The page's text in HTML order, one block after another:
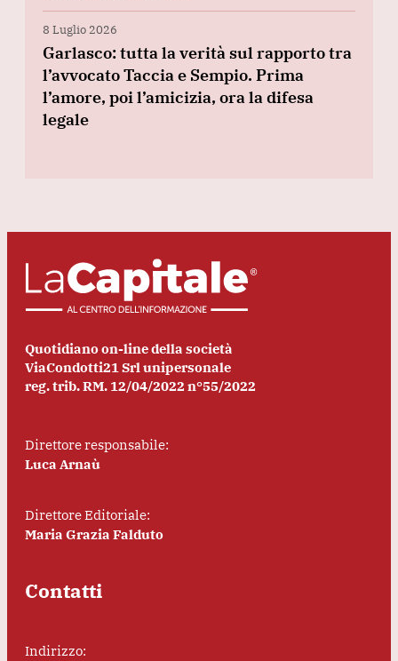
8 Luglio 2026
Garlasco: tutta la verità sul rapporto tra
l’avvocato Taccia e Sempio. Prima
l’amore, poi l’amicizia, ora la difesa
legale
Quotidiano on-line della società
ViaCondotti21 Srl unipersonale
reg. trib. RM. 12/04/2022 n°55/2022
Direttore responsabile:
Luca Arnaù
Direttore Editoriale:
Maria Grazia Falduto
Contatti
Indirizzo: